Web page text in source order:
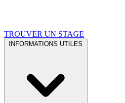
TROUVER UN STAGE
INFORMATIONS UTILES